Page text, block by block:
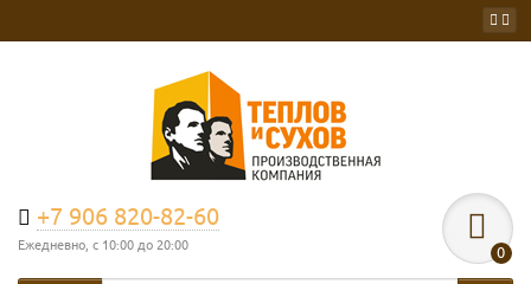
+7 906 820-82-60
Ежедневно, с 10:00 до 20:00 0